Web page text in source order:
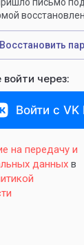
Восстановить
через:
Войти с VK
на передачу и
данных в